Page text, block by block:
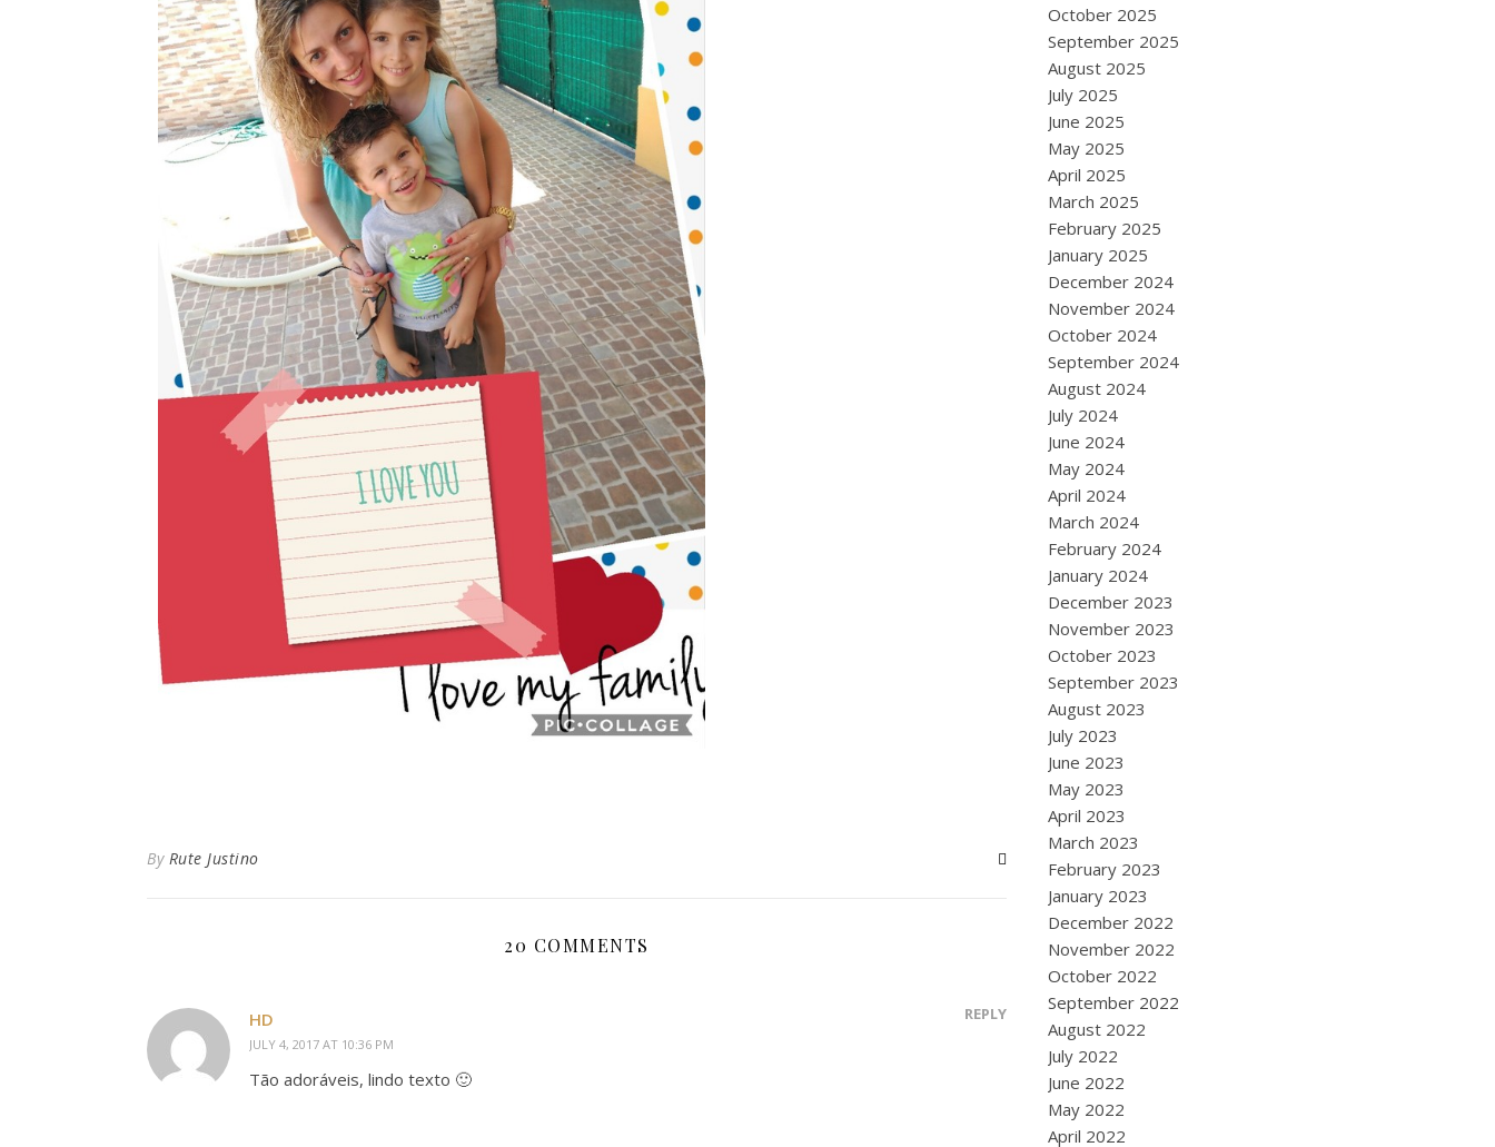
By Rute Justino
20 COMMENTS
HD
JULY 4, 2017 AT 10:36 PM
REPLY
Tão adoráveis, lindo texto 🙂
October 2025
September 2025
August 2025
July 2025
June 2025
May 2025
April 2025
March 2025
February 2025
January 2025
December 2024
November 2024
October 2024
September 2024
August 2024
July 2024
June 2024
May 2024
April 2024
March 2024
February 2024
January 2024
December 2023
November 2023
October 2023
September 2023
August 2023
July 2023
June 2023
May 2023
April 2023
March 2023
February 2023
January 2023
December 2022
November 2022
October 2022
September 2022
August 2022
July 2022
June 2022
May 2022
April 2022